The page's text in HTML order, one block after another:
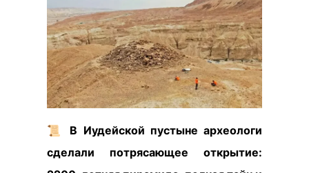
📜 В Иудейской пустыне археологи
сделали потрясающее открытие: